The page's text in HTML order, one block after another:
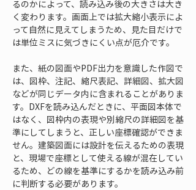
るのかによって、読み込み後の大きさは大き
く変わります。画面上では拡大縮小表示によ
って自然に見えてしまうため、見た目だけで
は単位ミスに気づきにくい点が厄介です。
また、紙の図面やPDF出力を意識した作図で
は、図枠、注記、縮尺表記、詳細図、拡大図
などが同じデータ内に含まれることがありま
す。DXFを読み込んだときに、平面図本体で
はなく、図枠内の表現や別縮尺の詳細図を基
準にしてしまうと、正しい座標確認ができま
せん。建築図面には設計を伝えるための表現
と、現場で座標として使える線が混在してい
るため、どの線を基準にするかを読み込み前
に判断する必要があります。